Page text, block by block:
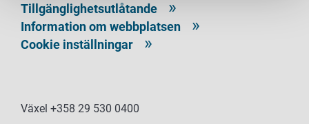
Tillgänglighetsutlåtande
Information om webbplatsen
Cookie inställningar
Växel +358 29 530 0400